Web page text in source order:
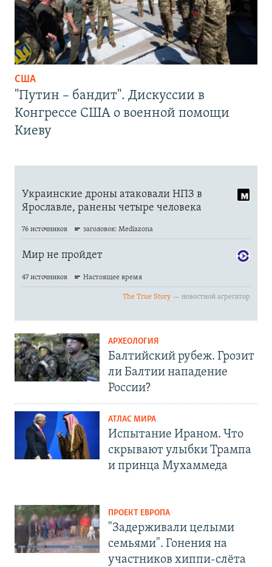
США
"Путин – бандит". Дискуссии в
Конгрессе США о военной помощи
Киеву
АРХЕОЛОГИЯ
Балтийский рубеж. Грозит
ли Балтии нападение
России?
АТЛАС МИРА
Испытание Ираном. Что
скрывают улыбки Трампа
и принца Мухаммеда
ПРОЕКТ ЕВРОПА
"Задерживали целыми
семьями". Гонения на
участников хиппи-слёта